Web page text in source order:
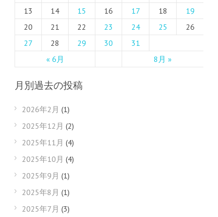
« 6月 8月 »
13
14 15 16 17 18
19
20
21 22 23 24 25
26
27
28 29 30 31
月別過去の投稿
2026年2月 (1)
2025年12月 (2)
2025年11月 (4)
2025年10月 (4)
2025年9月 (1)
2025年8月 (1)
2025年7月 (3)